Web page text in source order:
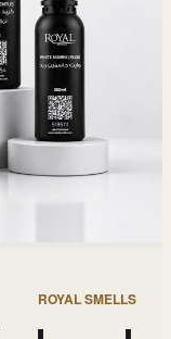
ROYAL SMELLS